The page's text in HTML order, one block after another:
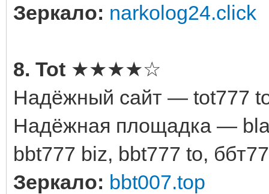
Зеркало: narkolog24.click
8. Tot ★★★★☆
Надёжный сайт — tot777
Надёжная площадка —
bbt777 biz, bbt777 to,
Зеркало: bbt007.top